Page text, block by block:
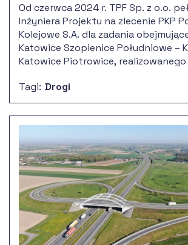
Od czerwca 2024 r. TPF Sp. z o.o.
Inżyniera Projektu na zlecenie PKP
Kolejowe S.A. dla zadania
Katowice Szopienice Południowe –
Katowice Piotrowice,
pasażerskich (E30 i E65) na
I: linia E65 na odcinku Będzin –
Szopienice Południowe – Katowice
Piotrowice”. Inwestycja stanowi istotny element
modernizacji infrastruktury
aglomeracji górnośląsko-
zwiększając przepustowość linii
warunki obsługi ruchu
towarowego.
Tagi: Drogi